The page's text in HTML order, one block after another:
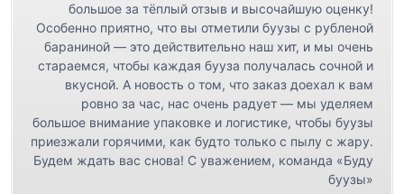
большое за тёплый отзыв и высочайшую оценку!
Особенно приятно, что вы отметили буузы с рубленой
бараниной — это действительно наш хит, и мы очень
стараемся, чтобы каждая бууза получалась сочной и
вкусной. А новость о том, что заказ доехал к вам
ровно за час, нас очень радует — мы уделяем
большое внимание упаковке и логистике, чтобы буузы
приезжали горячими, как будто только с пылу с жару.
Будем ждать вас снова! С уважением, команда «Буду
буузы»